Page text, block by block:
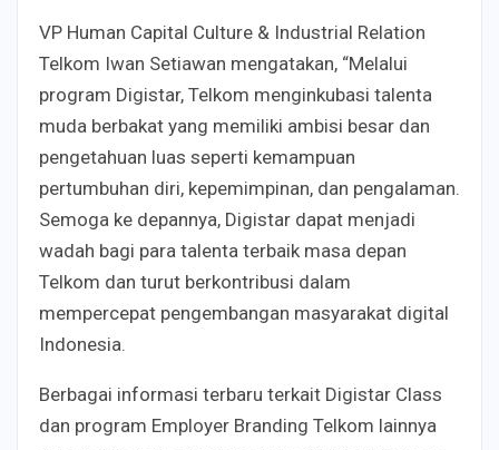
VP Human Capital Culture & Industrial Relation
Telkom Iwan Setiawan mengatakan, “Melalui
program Digistar, Telkom menginkubasi talenta
muda berbakat yang memiliki ambisi besar dan
pengetahuan luas seperti kemampuan
pertumbuhan diri, kepemimpinan, dan pengalaman.
Semoga ke depannya, Digistar dapat menjadi
wadah bagi para talenta terbaik masa depan
Telkom dan turut berkontribusi dalam
mempercepat pengembangan masyarakat digital
Indonesia.
Berbagai informasi terbaru terkait Digistar Class
dan program Employer Branding Telkom lainnya